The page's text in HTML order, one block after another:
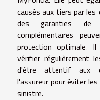
causés aux tiers par les
des garanties de
complémentaires
protection optimale.
vérifier régulièrement
d'être attentif aux
l'assureur pour éviter
sinistre.